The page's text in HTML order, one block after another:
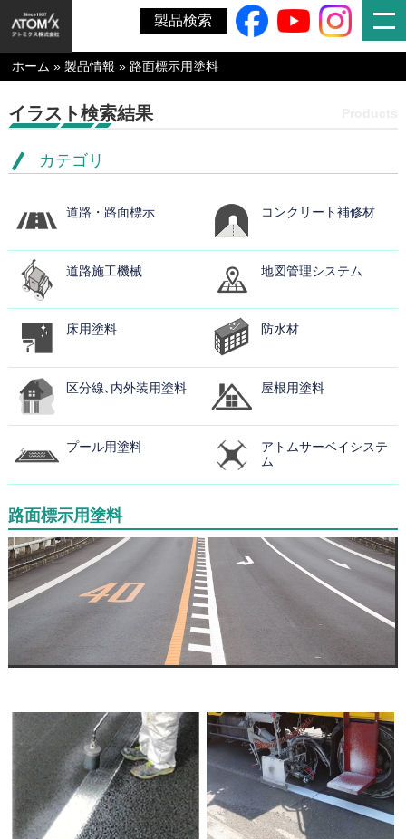
製品検索
ホーム »製品情報 » 路面標示用塗料
イラスト検索結果
カテゴリ
道路・路面標示 コンクリート補修材
道路施工機械 地図管理システム
床用塗料 防水材
区分線､内外装用塗料 屋根用塗料
プール用塗料
アトムサーベイシステ
ム
路面標示用塗料